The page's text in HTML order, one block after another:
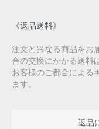
《返品送料》
注文と異なる商品をお
合の交換にかかる送料
お客様のご都合による
ます。
返品